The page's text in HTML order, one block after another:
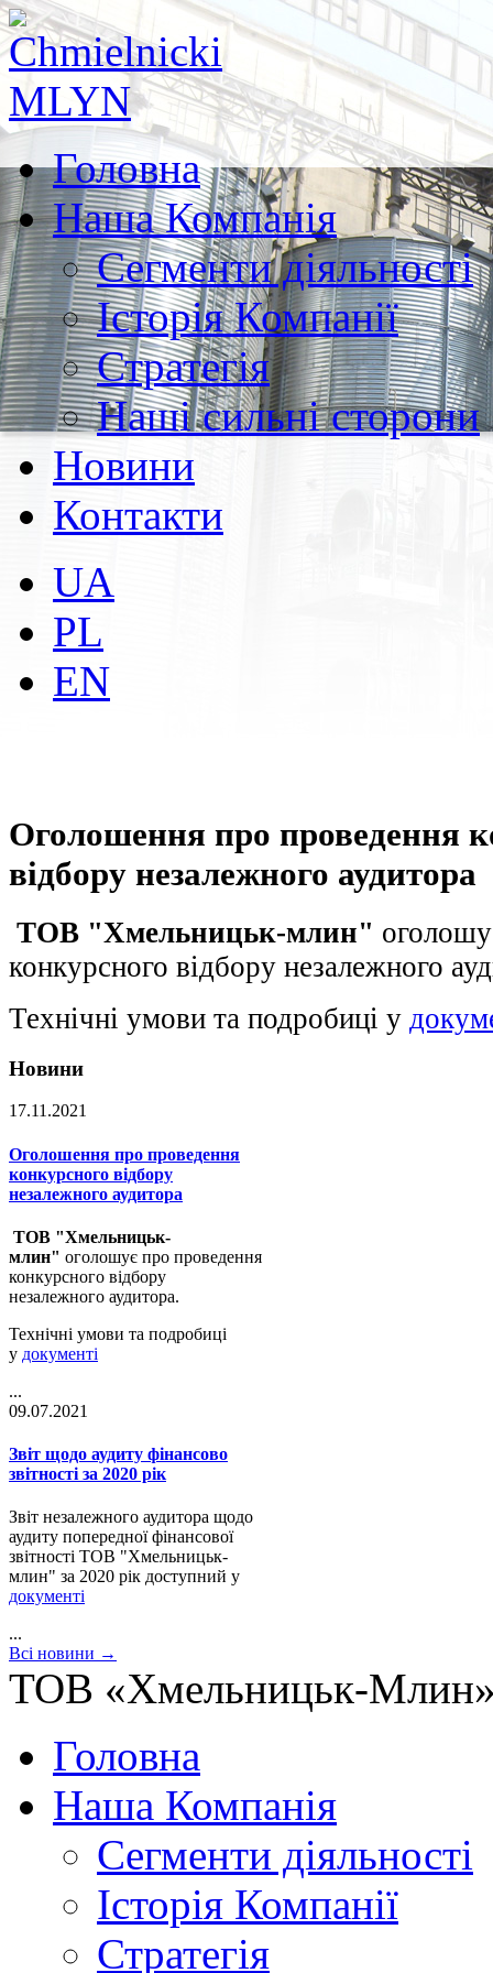
Головна
Наша Компанія
Сегменти діяльності
Історія Компанії
Стратегія
Наші сильні сторони
Новини
Контакти
UA
PL
EN
Оголошення про проведення
відбору незалежного аудитора
ТОВ "Хмельницьк-млин"
конкурсного відбору незалежного
Технічні умови та подробиці у
Новини
17.11.2021
Оголошення про проведення
конкурсного відбору
незалежного аудитора
ТОВ "Хмельницьк-
млин" оголошує про проведення
конкурсного відбору
незалежного аудитора.
Технічні умови та подробиці
у документі
...
09.07.2021
Звіт щодо аудиту фінансово
звітності за 2020 рік
Звіт незалежного аудитора щодо
аудиту попередної фінансової
звітності ТОВ "Хмельницьк-
млин" за 2020 рік доступний у
документі
...
Всі новини →
ТОВ «Хмельницьк-
Головна
Наша Компанія
Сегменти діяльності
Історія Компанії
Стратегія